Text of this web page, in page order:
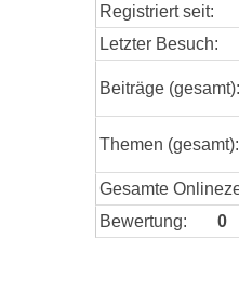
Registriert seit:
Letzter Besuch:
Beiträge (gesamt):
Themen (gesamt):
Gesamte
Bewertung:
0